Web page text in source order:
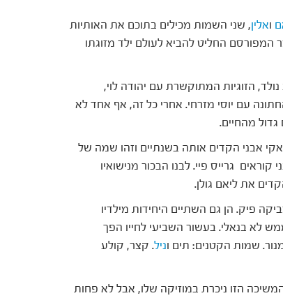
ואלין, שני השמות מכילים בתוכם את האותיות
המפורסם החליט להביא לעולם ילד מזוגתו
הזוגיות המתוקשרת עם יהודה לוי,
עם יוסי מזרחי. אחרי כל זה, אף אחד לא
מהחיים.
אבני הקדים אותה בשנתיים וזהו שמה של
גרייס פיי. לבנו הבכור מנישואיו
את ליאם גולן.
פיק. הן גם השתיים היחידות מילדיו
לא בנאלי. בעשור השביעי לחייו הפך
שמות הקטנים: תים וניל. קצר, קולע
הזו ניכרת במוזיקה שלו, אבל לא פחות